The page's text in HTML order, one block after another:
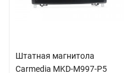
Штатная магнитола
Carmedia MKD-M997-P5